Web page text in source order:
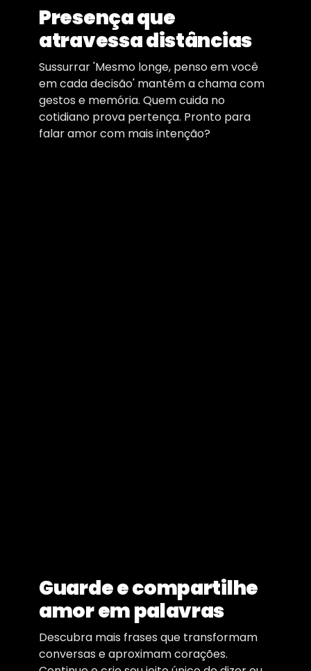
Presença que
atravessa distâncias
Sussurrar 'Mesmo longe, penso em você
em cada decisão' mantém a chama com
gestos e memória. Quem cuida no
cotidiano prova pertença. Pronto para
falar amor com mais intenção?
Guarde e compartilhe
amor em palavras
Descubra mais frases que transformam
conversas e aproximam corações.